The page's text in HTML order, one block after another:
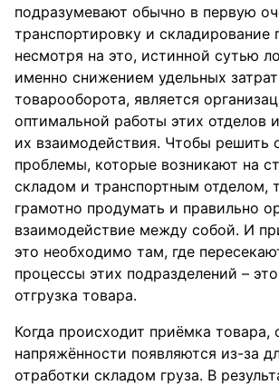
подразумевают обычно в первую
транспортировку и складирование
несмотря на это, истинной сутью
именно снижением удельных
товарооборота, является
оптимальной работы этих отделов
их взаимодействия. Чтобы решить
проблемы, которые возникают на
складом и транспортным отделом,
грамотно продумать и правильно
взаимодействие между собой. И
это необходимо там, где
процессы этих подразделений –
отгрузка товара.
Когда происходит приёмка товара,
напряжённости появляются из-за
отработки складом груза. В